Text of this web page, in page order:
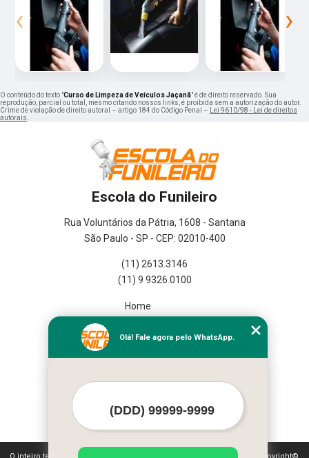
‹ ›
O conteúdo do texto "Curso de Limpeza de Veículos Jaçanã" é de direito reservado. Sua
reprodução, parcial ou total, mesmo citando nossos links, é proibida sem a autorização do autor.
Crime de violação de direito autoral – artigo 184 do Código Penal –
Lei 9610/98 - Lei de direitos
autorais
Escola do Funileiro
Rua Voluntários da Pátria, 1608 - Santana
São Paulo - SP - CEP: 02010-400
(11) 2613.3146
(11) 9 9326.0100
Home
Missão
Mapa do site
Olá! Fale agora pelo WhatsApp.